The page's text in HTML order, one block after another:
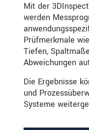
Mit der
werden
Prüfmerkmale
Tiefen,
Abweichungen
Die Ergebnisse
und
Systeme